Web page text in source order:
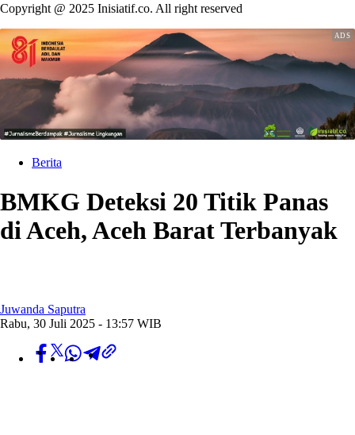
Copyright @ 2025 Inisiatif.co. All right reserved
Berita
BMKG Deteksi 20 Titik Panas
di Aceh, Aceh Barat Terbanyak
Juwanda Saputra
Rabu, 30 Juli 2025 - 13:57 WIB